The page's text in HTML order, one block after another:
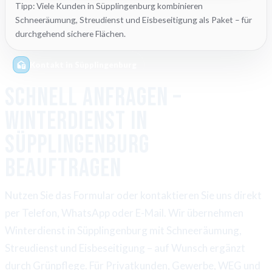
Tipp: Viele Kunden in Süpplingenburg kombinieren
Schneeräumung, Streudienst und Eisbeseitigung als Paket – für
durchgehend sichere Flächen.